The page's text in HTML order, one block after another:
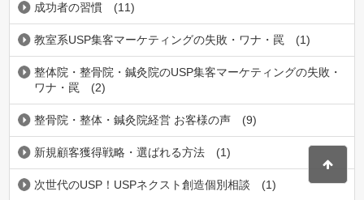
成功者の習慣 (11)
教室系USP集客マーケティングの失敗・ワナ・罠 (1)
整体院・整骨院・鍼灸院のUSP集客マーケティングの失敗・
ワナ・罠
(2)
整骨院・整体・鍼灸院経営 お客様の声 (9)
新規顧客獲得戦略・選ばれる方法 (1)
次世代のUSP！USPネクスト創造個別相談 (1)